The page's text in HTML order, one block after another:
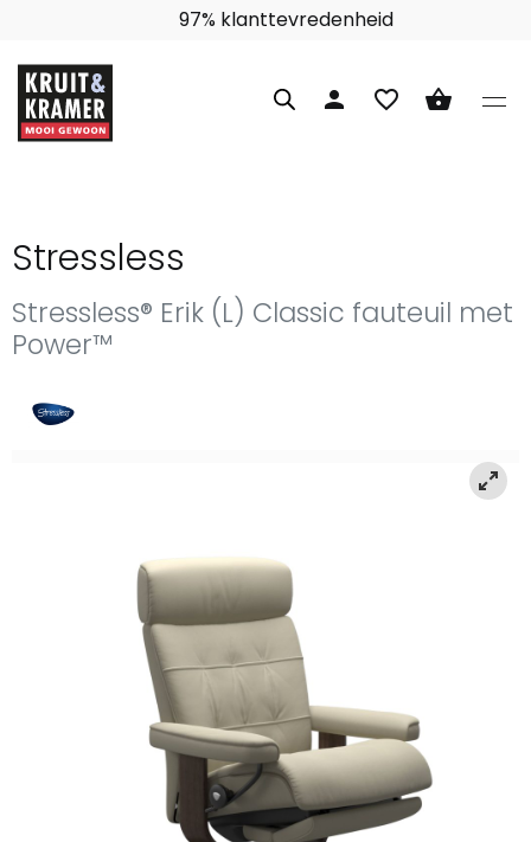
97% klanttevredenheid
person favorite_border shopping_basket
Stressless
Stressless® Erik (L) Classic fauteuil met
Power™